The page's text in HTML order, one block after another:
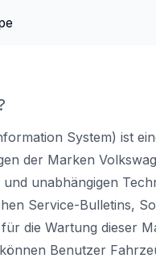
System) ist
der Marken
unabhängigen
Service-Bulletins,
die Wartung dieser
Benutzer